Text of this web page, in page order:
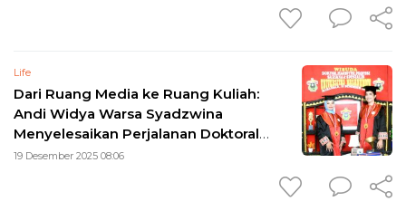
Life
Dari Ruang Media ke Ruang Kuliah:
Andi Widya Warsa Syadzwina
Menyelesaikan Perjalanan Doktoral
dengan Penuh Makna
19 Desember 2025 08:06